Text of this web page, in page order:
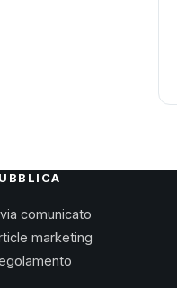
comunicato
marketing